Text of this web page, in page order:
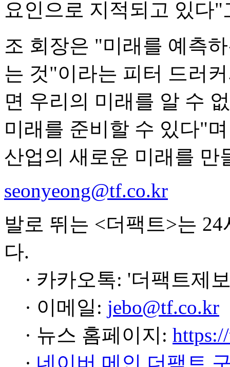
요인으로 지적되고 있다"
조 회장은 "미래를 예측
는 것"이라는 피터 드러
면 우리의 미래를 알 수
미래를 준비할 수 있다"
산업의 새로운 미래를 만
seonyeong@tf.co.kr
발로 뛰는 <더팩트>는
다.
· 카카오톡: '더팩트제
· 이메일: jebo@tf.co.kr
· 뉴스 홈페이지: